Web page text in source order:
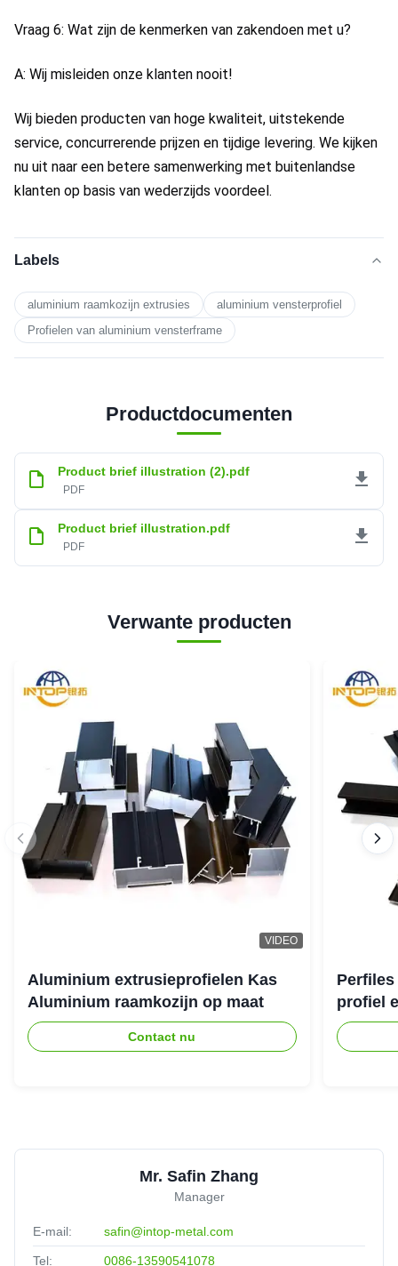
Vraag 6: Wat zijn de kenmerken van zakendoen met u?
A: Wij misleiden onze klanten nooit!
Wij bieden producten van hoge kwaliteit, uitstekende
service, concurrerende prijzen en tijdige levering. We kijken
nu uit naar een betere samenwerking met buitenlandse
klanten op basis van wederzijds voordeel.
Labels
aluminium raamkozijn extrusies
aluminium vensterprofiel
Profielen van aluminium vensterframe
Productdocumenten
Product brief illustration (2).pdf
PDF
Product brief illustration.pdf
PDF
Verwante producten
VIDEO
Aluminium extrusieprofielen Kas
Aluminium raamkozijn op maat
Contact nu
profiel
Mr. Safin Zhang
Manager
E-mail: safin@intop-metal.com
Tel: 0086-13590541078